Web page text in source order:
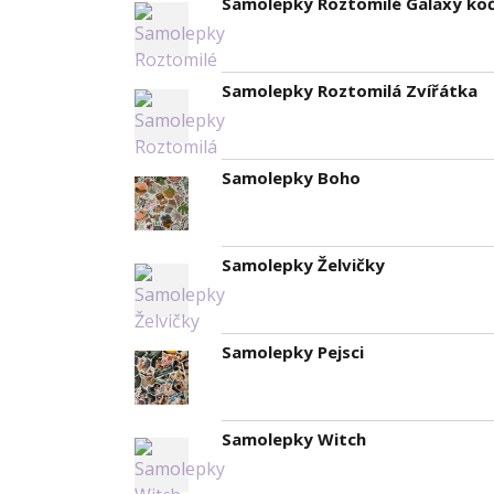
Samolepky Roztomilá Zvířátka
Samolepky Boho
Samolepky Želvičky
Samolepky Pejsci
Samolepky Witch